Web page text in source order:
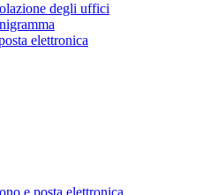
degli uffici
elettronica